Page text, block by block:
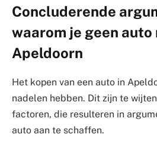
Concluderende
waarom je geen auto
Apeldoorn
Het kopen van een auto in
nadelen hebben. Dit zijn te
factoren, die resulteren in
auto aan te schaffen.